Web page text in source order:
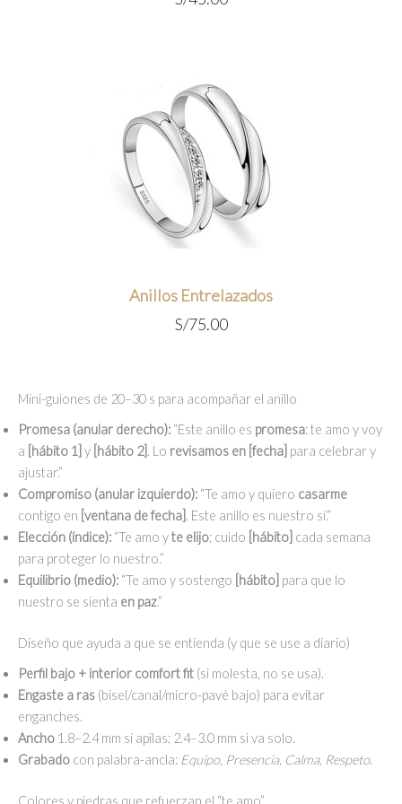
Anillos Entrelazados
S/75.00
Mini-guiones de 20–30 s para acompañar el anillo
Promesa (anular derecho): “Este anillo es promesa: te amo y voy
a [hábito 1] y [hábito 2] . Lo revisamos en [fecha] para celebrar y
ajustar.”
Compromiso (anular izquierdo): “Te amo y quiero casarme
contigo en [ventana de fecha] . Este anillo es nuestro sí.”
Elección (índice): “Te amo yte elijo; cuido [hábito] cada semana
para proteger lo nuestro.”
Equilibrio (medio): “Te amo y sostengo [hábito] para que lo
nuestro se sienta en paz.”
Diseño que ayuda a que se entienda (y que se use a diario)
Perfil bajo + interior comfort fit (si molesta, no se usa).
Engaste a ras (bisel/canal/micro-pavé bajo) para evitar
enganches.
Ancho 1.8–2.4 mm si apilas; 2.4–3.0 mm si va solo.
Grabado con palabra-ancla: Equipo, Presencia, Calma, Respeto.